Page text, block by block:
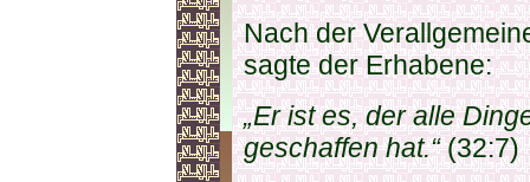
Nach der
sagte der Erhabene:
„Er ist es, der alle
geschaffen hat.“(32:7)